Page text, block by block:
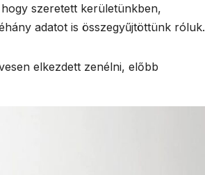
szeretett kerületünkben,
adatot is összegyűjtöttünk róluk.
elkezdett zenélni, előbb